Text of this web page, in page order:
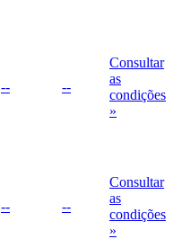
-- --
Consultar
as
condições
»
-- --
Consultar
as
condições
»